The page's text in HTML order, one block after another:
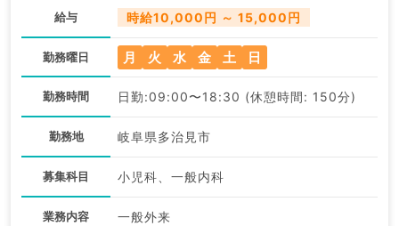
給与 時給10,000円 ～ 15,000円
勤務曜日 月 火 水 金 土 日
勤務時間 日勤:09:00〜18:30 (休憩時間: 150分)
勤務地 岐阜県多治見市
募集科目 小児科、一般内科
業務内容 一般外来